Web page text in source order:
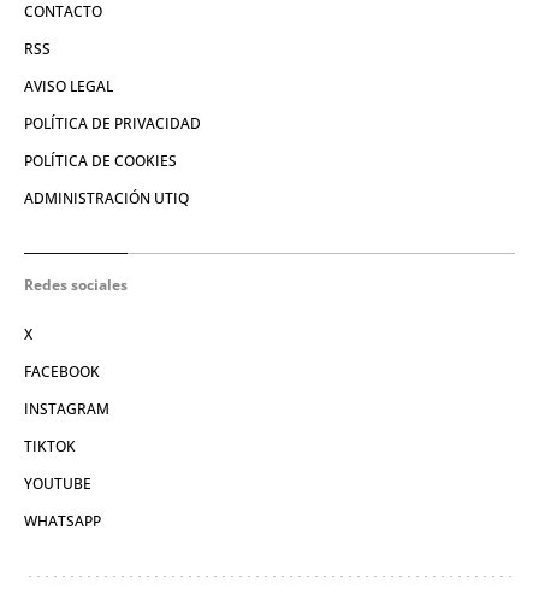
CONTACTO
RSS
AVISO LEGAL
POLÍTICA DE PRIVACIDAD
POLÍTICA DE COOKIES
ADMINISTRACIÓN UTIQ
Redes sociales
X
FACEBOOK
INSTAGRAM
TIKTOK
YOUTUBE
WHATSAPP